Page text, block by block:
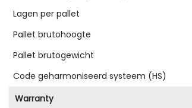
Lagen per pallet
Pallet brutohoogte
Pallet brutogewicht
Code geharmoniseerd systeem (HS)
Warranty